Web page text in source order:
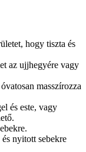
hogy tiszta és
az ujjhegyére vagy
masszírozza
és este, vagy
nyitott sebekre